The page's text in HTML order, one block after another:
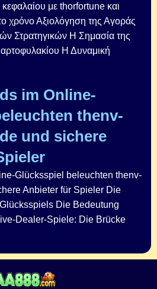
με thorfortune και
χρόνο Αξιολόγηση της Αγοράς
Στρατηγικών Η Σημασία της
Η Δυναμική
im Online-
thenv-
und sichere
Glücksspiel beleuchten thenv-
Anbieter für Spieler Die
Die Bedeutung
Dealer-Spiele: Die Brücke